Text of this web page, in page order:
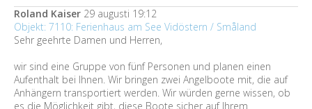
Roland Kaiser 29 augusti 19:12
Objekt: 7110: Ferienhaus am See Vidöstern / Småland
Sehr geehrte Damen und Herren,
wir sind eine Gruppe von fünf Personen und planen einen
Aufenthalt bei Ihnen. Wir bringen zwei Angelboote mit, die auf
Anhängern transportiert werden. Wir würden gerne wissen, ob
es die Möglichkeit gibt, diese Boote sicher auf Ihrem